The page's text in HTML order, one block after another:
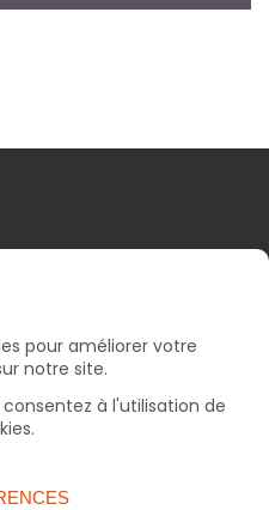
de 9h à 17h, le
à 12h30 (fermé le